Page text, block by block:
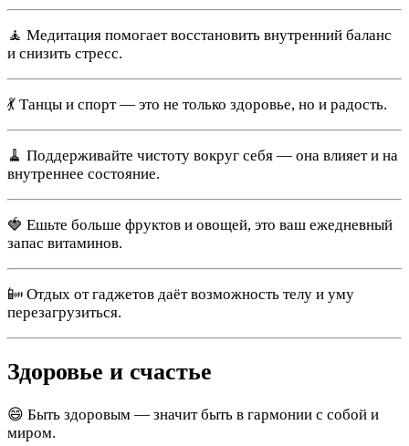
🧘 Медитация помогает восстановить внутренний баланс
и снизить стресс.
💃 Танцы и спорт — это не только здоровье, но и радость.
🧹 Поддерживайте чистоту вокруг себя — она влияет и на
внутреннее состояние.
🍓 Ешьте больше фруктов и овощей, это ваш ежедневный
запас витаминов.
📴 Отдых от гаджетов даёт возможность телу и уму
перезагрузиться.
Здоровье и счастье
😄 Быть здоровым — значит быть в гармонии с собой и
миром.